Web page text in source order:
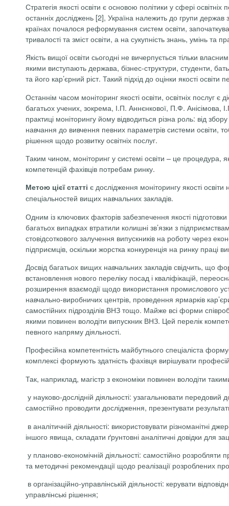
Стратегія якості освіти є основою політики у сфері
останніх досліджень [2], Україна належить до групи держав
країнах почалося реформування систем освіти,
тривалості та зміст освіти, а на сукупність знань, умінь
Якість вищої освіти сьогодні не вичерпується тільки
якими виступають держава, бізнес-структури, студенти,
та його кар’єрний ріст. Такий підхід до оцінки якості
Останнім часом моніторинг якості освіти, освітніх послуг
багатьох учених, зокрема, І.П. Аннєнкової, П.Ф. Анісімова,
практиці моніторингу йому відводиться різна роль: від
навчання до вивчення певних параметрів системи освіти,
рішення щодо розвитку освітніх послуг.
Таким чином, моніторинг у системі освіти – це процедура,
компетенцій фахівців потребам ринку.
Метою цієї статті є дослідження моніторингу якості
спеціальностей вищих навчальних закладів.
Одним із ключових факторів забезпечення якості
багатьох випадках втратили колишні зв’язки з
стовідсоткового залучення випускників на роботу через
підприємців, оскільки жорстка конкуренція на ринку праці
Досвід багатьох вищих навчальних закладів свідчить, що
встановлення нового переліку посад і кваліфікацій,
розширення взаємодії щодо використання промислового
навчально-виробничих центрів, проведення ярмарків
самостійних підрозділів ВНЗ тощо. Майже всі форми
якими повинен володіти випускник ВНЗ. Цей перелік
певного напряму діяльності.
Професійна компетентність майбутнього спеціаліста
комплексі формують здатність фахівця вирішувати
Так, наприклад, магістр з економіки повинен володіти
у науково-дослідній діяльності: узагальнювати
самостійно проводити дослідження, презентувати
в аналітичній діяльності: використовувати різноманітні
іншого явища, складати ґрунтовні аналітичні довідки для
у планово-економічній діяльності: самостійно
та методичні рекомендації щодо реалізації розроблених
в організаційно-управлінській діяльності: керувати
управлінські рішення;